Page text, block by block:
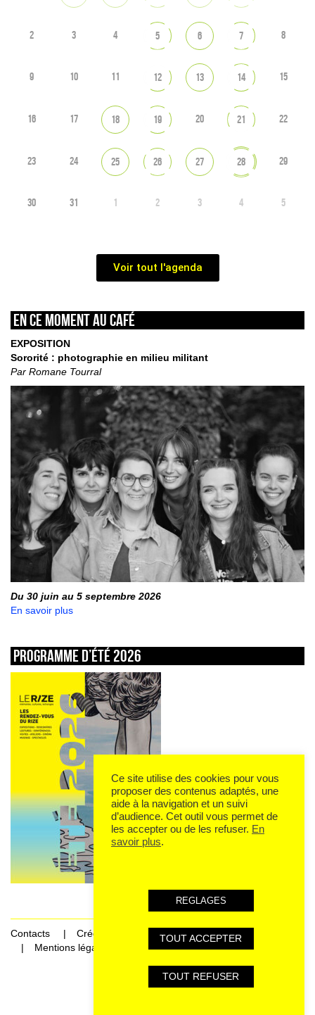
2 3 4 5 6 7 8
9 10 11 12 13 14 15
16 17 18 19 20 21 22
23 24 25 26 27 28 29
30 31 1 2 3 4 5
Voir tout l'agenda
En ce moment au café
EXPOSITION
Sororité : photographie en milieu militant
Par Romane Tourral
Du 30 juin au 5 septembre 2026
En savoir plus
Programme d’été 2026
Contacts
Crédits
Mentions légales et données personnelles
Ce site utilise des cookies pour vous
proposer des contenus adaptés, une
aide à la navigation et un suivi
d’audience. Cet outil vous permet de
les accepter ou de les refuser. En
savoir plus.
REGLAGES
TOUT ACCEPTER
TOUT REFUSER